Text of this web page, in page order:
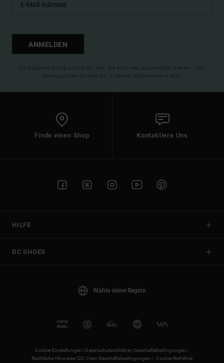
ANMELDEN
(*) Angebot gültig online für alle, die sich neu angemeldet haben - Alle
Bedingungen findest du in deiner Willkommens-Mail
Finde einen Shop Kontaktiere Uns
HILFE
DC SHOES
Wähle deine Region
Cookie-Einstellungen | Datenschutzrichtlinie | Geschäftsbedingungen |
Rechtliche Hinweise |
DC Crew Geschäftsbedingungen | Cookie-Richtlinie